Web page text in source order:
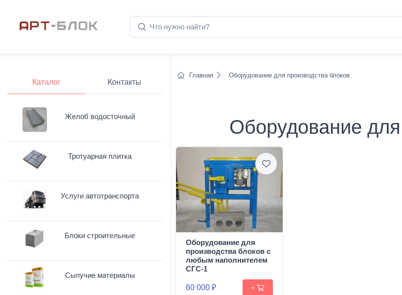
Главная Оборудование для производства блоков
Оборудование
Оборудование для
производства блоков c
любым наполнителем
СГС-1
60 000 ₽ +
Каталог Контакты
Желоб водосточный
Тротуарная плитка
Услуги автотранспорта
Блоки строительные
Сыпучие материалы